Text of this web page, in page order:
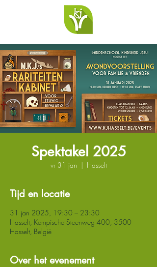
Spektakel 2025
vr 31 jan
  |
Hasselt
Tijd en locatie
31 jan 2025, 19:30 – 23:30
Hasselt, Kempische Steenweg 400, 3500
Hasselt, België
Over het evenement